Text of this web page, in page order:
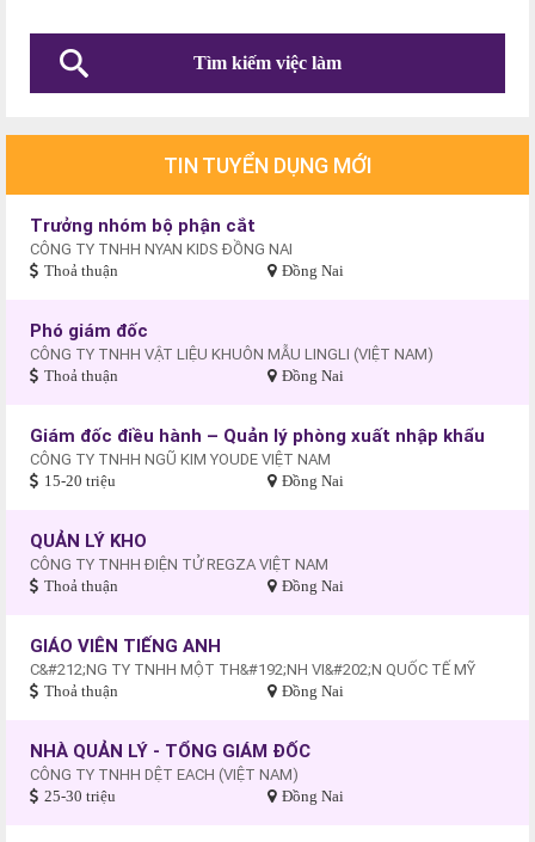
TIN TUYỂN DỤNG MỚI
Trưởng nhóm bộ phận cắt
CÔNG TY TNHH NYAN KIDS ĐỒNG NAI
Thoả thuận Đồng Nai
Phó giám đốc
CÔNG TY TNHH VẬT LIỆU KHUÔN MẪU LINGLI (VIỆT NAM)
Thoả thuận Đồng Nai
Giám đốc điều hành – Quản lý phòng xuất nhập khẩu
CÔNG TY TNHH NGŨ KIM YOUDE VIỆT NAM
15-20 triệu Đồng Nai
QUẢN LÝ KHO
CÔNG TY TNHH ĐIỆN TỬ REGZA VIỆT NAM
Thoả thuận Đồng Nai
GIÁO VIÊN TIẾNG ANH
C&#212;NG TY TNHH MỘT TH&#192;NH VI&#202;N QUỐC TẾ MỸ
Thoả thuận Đồng Nai
NHÀ QUẢN LÝ - TỔNG GIÁM ĐỐC
CÔNG TY TNHH DỆT EACH (VIỆT NAM)
25-30 triệu Đồng Nai